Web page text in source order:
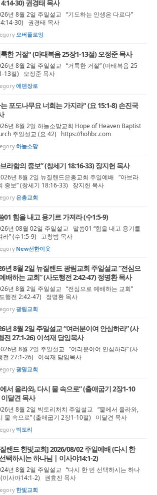
30) 권경태 목사
년 8월 2일 주일설교 “기도하는 인생은 다르다”
30) 권경태 목사
오버플로잉
한 거절" (마태복음 25장1-13절) 오정준 목사
년 8월 2일 주일설교 “거룩한 거절” (마태복음 25
13절) 오정준 목사
에덴장로
포도나무요 너희는 가지라" (요 15:1-8) 손진국
년 8월 2일 하늘소망교회 Hope of Heaven Baptist
주일설교 (요 42) https://hohbc.com
하늘소망
라함의 중보” (창세기 18:16-33) 장지헌 목사
년 8월 2일 뉴질랜드은총교회 주일예배 “아브라
중보” (창세기 18:16-33) 장지헌 목사
은총교회
01 힘을 내고 용기르 가져라 (수1:5-9)
년 08월 02일 주일설교 말씀01 “힘을 내고 용기를
라” (수1:5-9) 고창범 목사
New선한이웃
년 8월 2일 뉴질랜드 광림교회 주일설교 “전심으
배하는 교회” (사도행전 2:42-47) 정명환 목사
년 8월 2일 주일설교 “전심으로 예배하는 교회”
행전 2:42-47) 정명환 목사
광림교회
년 8월 2일 주일설교 “여러분이여 안심하라” (사
전 27:1-26) 이석재 담임목사
년 8월 2일 주일설교 “여러분이여 안심하라” (사
전 27:1-26) 이석재 담임목사
광명교회
서 올라와, 다시 물 속으로” (출애굽기 2장1-10
이달견 목사
년 8월 2일 빅토리처치 주일설교 “물에서 올라와,
물 속으로” (출애굽기 2장1-10절) 이달견 목사
빅토리
랜드 한빛교회] 2026/08/02 주일예배 (다시 한
택하시는 하나님 | 이사야14:1-2)
년 8월 2일 주일설교 “다시 한 번 선택하시는 하나
(이사야14:1-2) 권효진 목사
한빛교회